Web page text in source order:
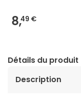
8,49 €
Détails du produit
Description